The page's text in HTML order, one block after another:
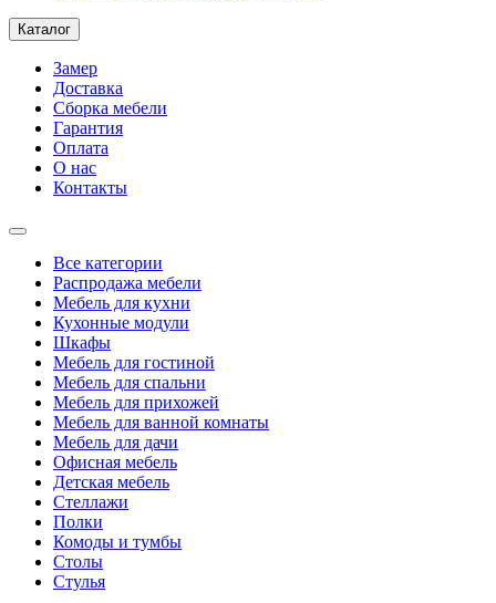
Каталог
Замер
Доставка
Сборка мебели
Гарантия
Оплата
О нас
Контакты
Все категории
Распродажа мебели
Мебель для кухни
Кухонные модули
Шкафы
Мебель для гостиной
Мебель для спальни
Мебель для прихожей
Мебель для ванной комнаты
Мебель для дачи
Офисная мебель
Детская мебель
Стеллажи
Полки
Комоды и тумбы
Столы
Стулья